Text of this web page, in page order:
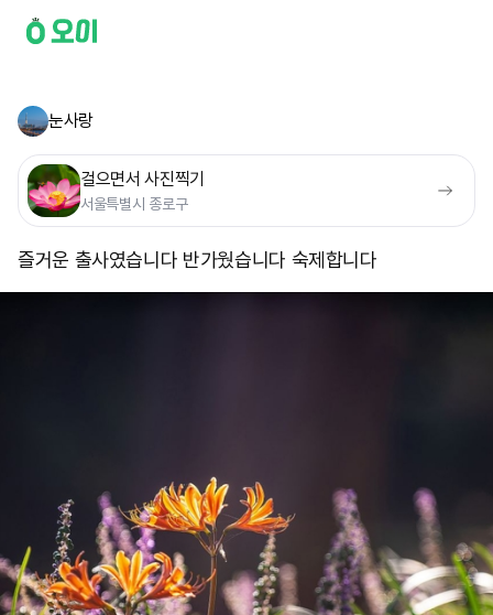
눈사랑
걸으면서 사진찍기
서울특별시 종로구
즐거운 출사였습니다 반가웠습니다 숙제합니다